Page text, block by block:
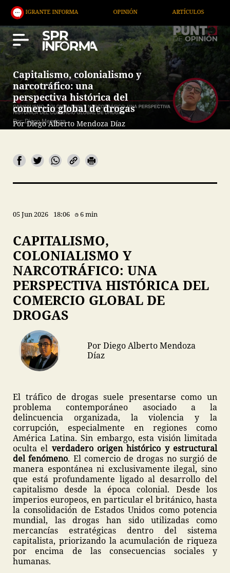
INFORMA OPINIÓN ARTÍCULOS ARTE /
Capitalismo, colonialismo y
narcotráfico: una
perspectiva histórica del
comercio global de drogas
Por Diego Alberto Mendoza Díaz
05 Jun 2026 18:06 6 min
CAPITALISMO,
COLONIALISMO Y
NARCOTRÁFICO: UNA
PERSPECTIVA HISTÓRICA DEL
COMERCIO GLOBAL DE
DROGAS
Por Diego Alberto Mendoza
Díaz
El tráfico de drogas suele presentarse como un
problema contemporáneo asociado a la
delincuencia organizada, la violencia y la
corrupción, especialmente en regiones como
América Latina. Sin embargo, esta visión limitada
oculta el verdadero origen histórico y estructural
del fenómeno. El comercio de drogas no surgió de
manera espontánea ni exclusivamente ilegal, sino
que está profundamente ligado al desarrollo del
capitalismo desde la época colonial. Desde los
imperios europeos, en particular el británico, hasta
la consolidación de Estados Unidos como potencia
mundial, las drogas han sido utilizadas como
mercancías estratégicas dentro del sistema
capitalista, priorizando la acumulación de riqueza
por encima de las consecuencias sociales y
humanas.